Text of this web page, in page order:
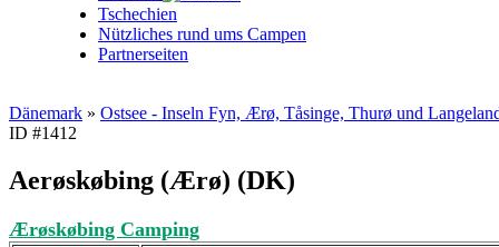
Tschechien
Nützliches rund ums Campen
Partnerseiten
Dänemark » Ostsee - Inseln Fyn, Ærø, Tåsinge, Thurø und
ID #1412
Aerøskøbing (Ærø) (DK)
Ærøskøbing Camping